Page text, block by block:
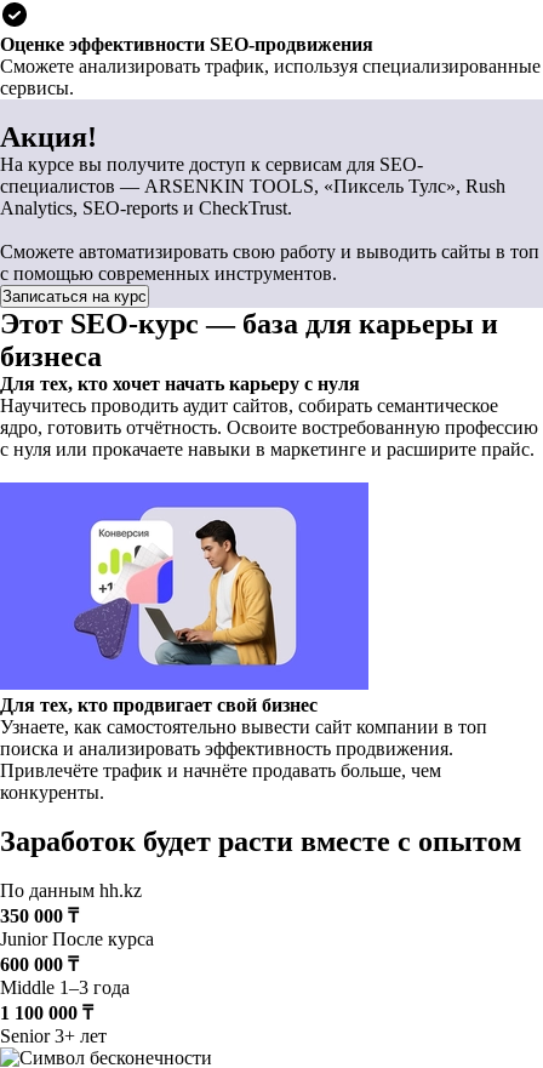
Оценке эффективности SEO-продвижения
Сможете анализировать трафик, используя специализированные
сервисы.
Акция!
На курсе вы получите доступ к сервисам для SEO-
специалистов — ARSENKIN TOOLS, «Пиксель Тулс», Rush
Analytics, SEO-reports и CheckTrust.
Сможете автоматизировать свою работу и выводить сайты в топ
с помощью современных инструментов.
Записаться на курс
Этот SEO-курс — база для карьеры и
бизнеса
Для тех, кто хочет начать карьеру с нуля
Научитесь проводить аудит сайтов, собирать семантическое
ядро, готовить отчётность. Освоите востребованную профессию
с нуля или прокачаете навыки в маркетинге и расширите прайс.
Для тех, кто продвигает свой бизнес
Узнаете, как самостоятельно вывести сайт компании в топ
поиска и анализировать эффективность продвижения.
Привлечёте трафик и начнёте продавать больше, чем
конкуренты.
Заработок будет расти вместе с опытом
По данным hh.kz
350 000 ₸
JuniorПосле курса
600 000 ₸
Middle 1–3 года
1 100 000 ₸
Senior3+ лет